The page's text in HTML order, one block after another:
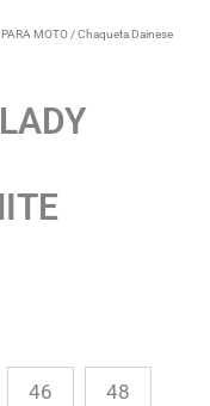
MOTO / Chaqueta Dainese
46 48